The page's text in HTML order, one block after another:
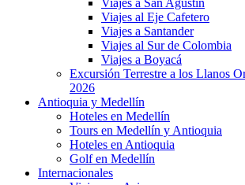
Viajes a San Agustín
Viajes al Eje Cafetero
Viajes a Santander
Viajes al Sur de Colombia
Viajes a Boyacá
Excursión Terrestre a los Llanos
2026
Antioquia y Medellín
Hoteles en Medellín
Tours en Medellín y Antioquia
Hoteles en Antioquia
Golf en Medellín
Internacionales